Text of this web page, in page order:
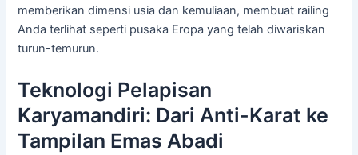
memberikan dimensi usia dan kemuliaan, membuat railing
Anda terlihat seperti pusaka Eropa yang telah diwariskan
turun-temurun.
Teknologi Pelapisan
Karyamandiri: Dari Anti-Karat ke
Tampilan Emas Abadi